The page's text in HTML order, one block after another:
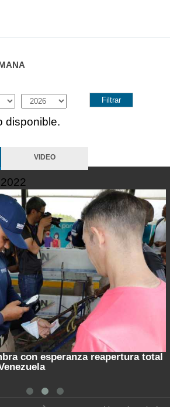
Year
disponible.
VIDEO
con esperanza reapertura total